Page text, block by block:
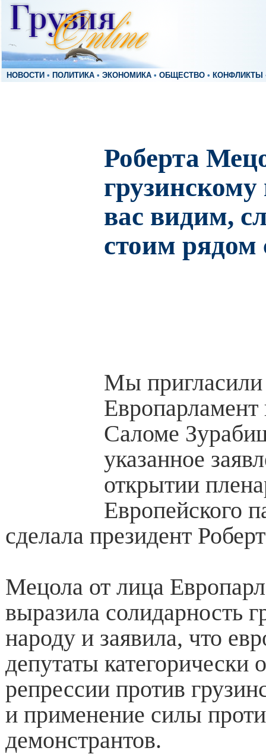
НОВОСТИ • ПОЛИТИКА • ЭКОНОМИКА • ОБЩЕСТВО • КОНФЛИКТЫ
Роберта
вас видим,
стоим рядом
Мы
Европарламент
Саломе
указанное
открытии
Европейского
сделала президент
Мецола от лица
выразила солидарность
народу и заявила, что
депутаты категорически
репрессии против
и применение силы
демонстрантов.